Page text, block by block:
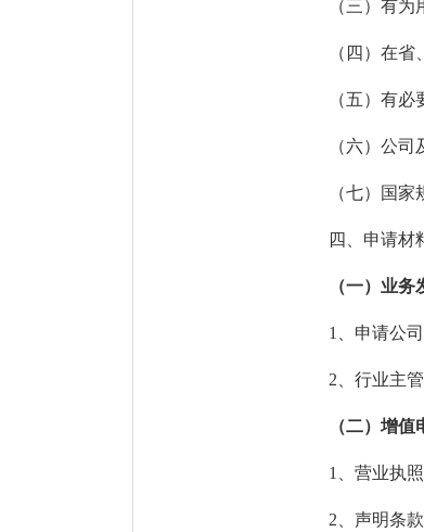
（三）有
（四）在
（五）有
（六）公
（七）国
四、 申请材
（一）业务
1 、申请公司
2 、行业主
（二）增值
1 、营业执照
2 、声明条款